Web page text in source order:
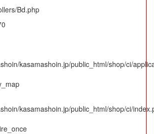
Bd.php
kasamashoin.jp/public_html/shop/ci/
kasamashoin.jp/public_html/shop/ci/